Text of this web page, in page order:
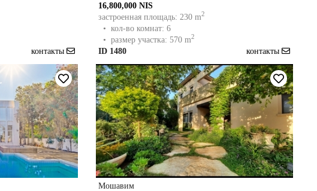
контакты
16,800,000 NIS
застроенная площадь: 230 m2
• кол-во комнат: 6
• размер участка: 570 m2
ID 1480 контакты
Мошавим